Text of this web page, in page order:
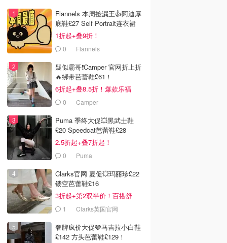
Flannels 本周捡漏王👍阿迪厚
底鞋£27 Self Portrait连衣裙
£63
1折起+叠9折！
0 Flannels
疑似霸哥❗️Camper 官网折上折
🔥绑带芭蕾鞋£61！
6折起+叠8.5折！爆款乐福
£68！
0 Camper
Puma 季终大促💥黑武士鞋
£20 Speedcat芭蕾鞋£28
2.5折起+叠7折起！
0 Puma
Clarks官网 夏促💥玛丽珍£22
镂空芭蕾鞋£16
3折起+第2双半价！百搭舒
服！1 Clarks英国官网
奢牌疯价大促🩶马吉拉小白鞋
£142 方头芭蕾鞋£129！